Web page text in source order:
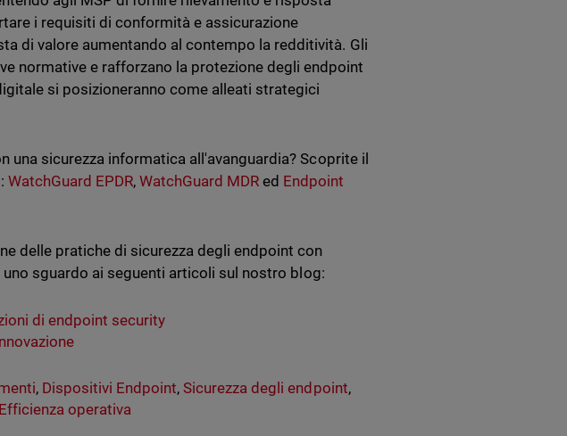
i requisiti di conformità e assicurazione
di valore aumentando al contempo la redditività. Gli
normative e rafforzano la protezione degli endpoint
si posizioneranno come alleati strategici
sicurezza informatica all'avanguardia? Scoprite il
WatchGuard EPDR, WatchGuard MDR ed Endpoint
delle pratiche di sicurezza degli endpoint con
sguardo ai seguenti articoli sul nostro blog:
di endpoint security
, Dispositivi Endpoint,Sicurezza degli endpoint,
Efficienza operativa